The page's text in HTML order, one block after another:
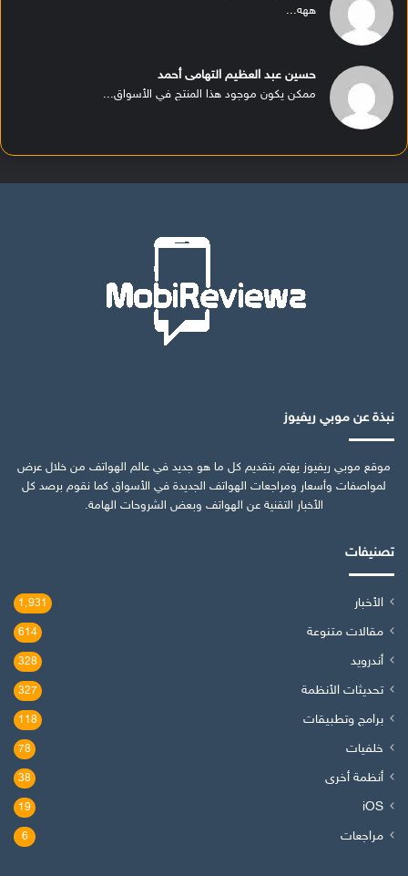
ههه...
حسين عبد العظيم التهامى أحمد
ممكن يكون موجود هذا المنتج في الأسواق...
نبذة عن موبي ريفيوز
موقع موبي ريفيوز يهتم بتقديم كل ما هو جديد في عالم الهواتف من خلال عرض
لمواصفات وأسعار ومراجعات الهواتف الجديدة في الأسواق كما نقوم برصد كل
الأخبار التقنية عن الهواتف وبعض الشروحات الهامة.
تصنيفات
الأخبار 1٬931
مقالات متنوعة 614
أندرويد 328
تحديثات الأنظمة 327
برامج وتطبيقات 118
خلفيات 78
أنظمة أخرى 38
iOS
19
مراجعات 6